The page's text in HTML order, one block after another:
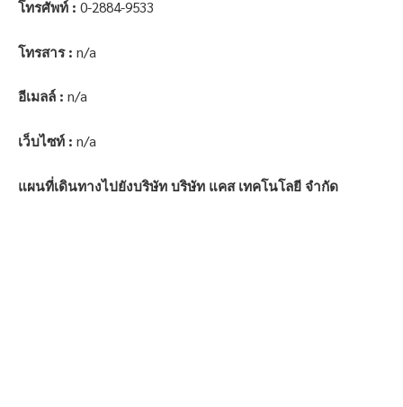
โทรศัพท์ : 0-2884-9533
โทรสาร : n/a
อีเมลล์ : n/a
เว็บไซท์ : n/a
แผนที่เดินทางไปยังบริษัท บริษัท แคส เทคโนโลยี จำกัด